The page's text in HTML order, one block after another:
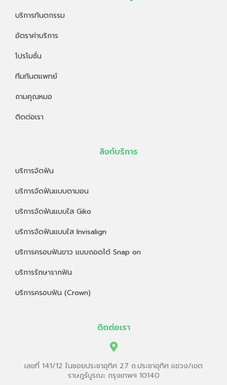
บริการทันตกรรม
อัตราค่าบริการ
โปรโมชั่น
ทีมทันตแพทย์
ถามคุณหมอ
ติดต่อเรา
ลิงก์บริการ
บริการจัดฟัน
บริการจัดฟันแบบดามอน
บริการจัดฟันแบบใส Giko
บริการจัดฟันแบบใส Invisalign
บริการครอบฟันขาว แบบถอดได้ Snap on
บริการรักษารากฟัน
บริการครอบฟัน (Crown)
ติดต่อเรา
เลขที่ 141/12 ในซอยประชาอุทิศ 27 ถ.ประชาอุทิศ แขวง/เขต
ราษฎร์บูรณะ กรุงเทพฯ 10140